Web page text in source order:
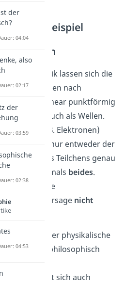
Beispiel
lassen sich die
von Teilchen nach
nicht nur linear punktförmig
sondern auch als Wellen.
Teilchen (z.B. Elektronen)
dabei jedoch nurentweder der
Impuls des Teilchens genau
— aber niemals beides.
eine genaue
Vorhersage nicht
kann sogar der physikalische
schon philosophisch
lässt sich auch
der
04:04
also
02:17
der
03:59
02:38
04:53